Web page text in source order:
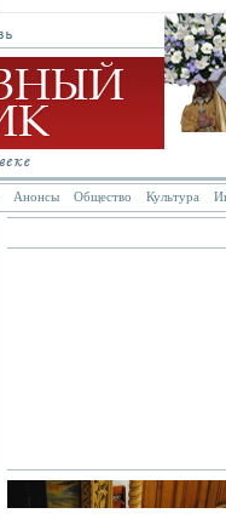
Анонсы Общество Культура